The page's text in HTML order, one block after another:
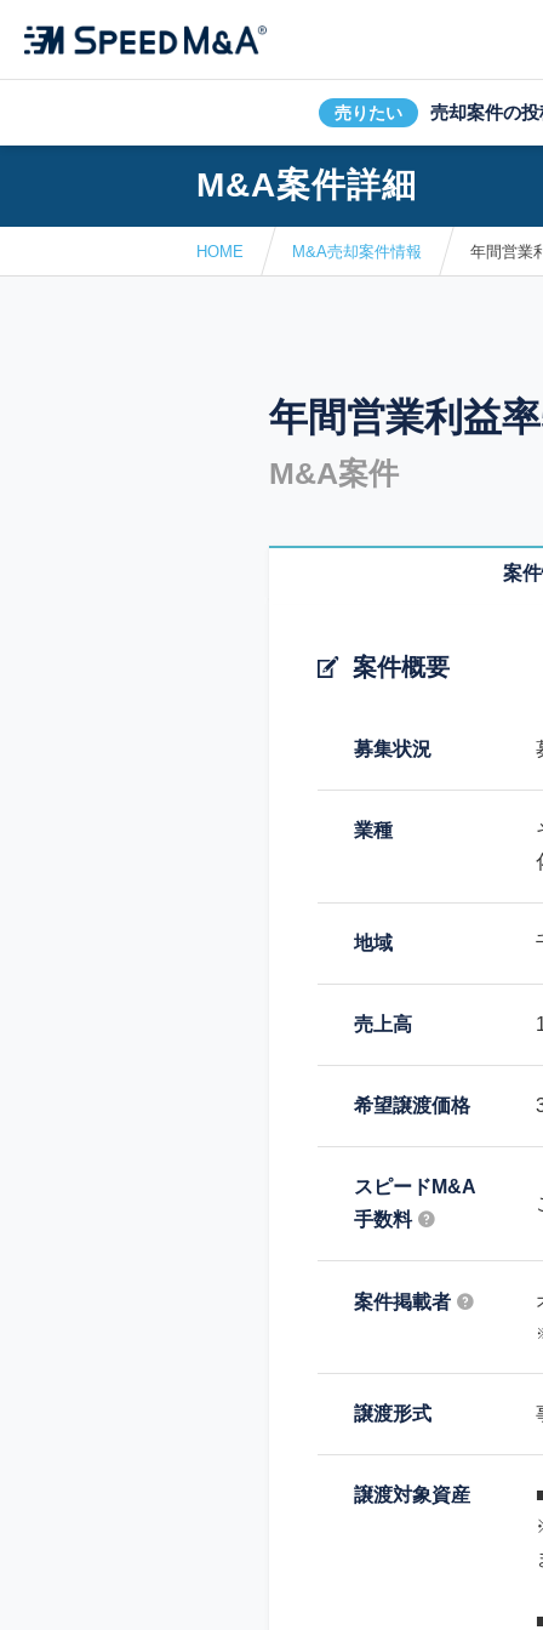
売りたい 売却案件の投
M&A案件詳細
HOME M&A売却案件情報 年間営業
年間営業利益
M&A案件
案
案件概要
募集状況
業種
地域
売上高
希望譲渡価格
スピードM&A
手数料
案件掲載者
譲渡形式
譲渡対象資産